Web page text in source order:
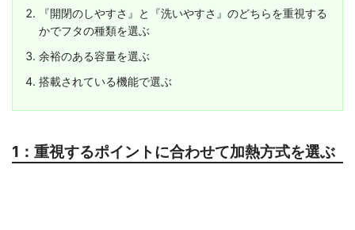
『開閉のしやすさ』と『洗いやすさ』のどちらを重視する
かでフタの種類を選ぶ
余裕のある容量を選ぶ
搭載されている機能で選ぶ
1：重視するポイントに合わせて加熱方式を選ぶ